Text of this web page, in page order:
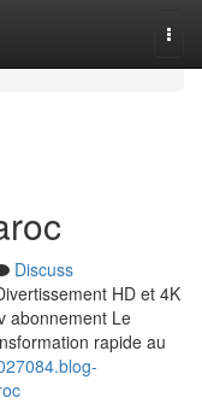
Discuss
HD et 4K
abonnement Le
rapide au